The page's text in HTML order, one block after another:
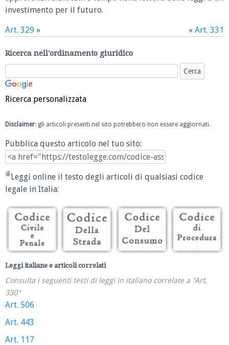
investimento per il futuro.
Art. 329 » « Art. 331
Ricerca nell'ordinamento giuridico
Ricerca personalizzata
Disclaimer: gli articoli presenti nel sito potrebbero non essere aggiornati.
Pubblica questo articolo nel tuo sito:
Leggi online il testo degli articoli di qualsiasi codice
legale in Italia:
Leggi italiane e articoli correlati
Consulta i seguenti testi di leggi in italiano correlate a "Art.
330"
Art. 506
Art. 443
Art. 117